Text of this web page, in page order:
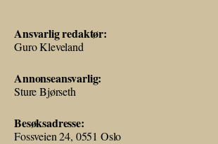
Ansvarlig redaktør:
Guro Kleveland
Annonseansvarlig:
Sture Bjørseth
Besøksadresse:
Fossveien 24, 0551 Oslo